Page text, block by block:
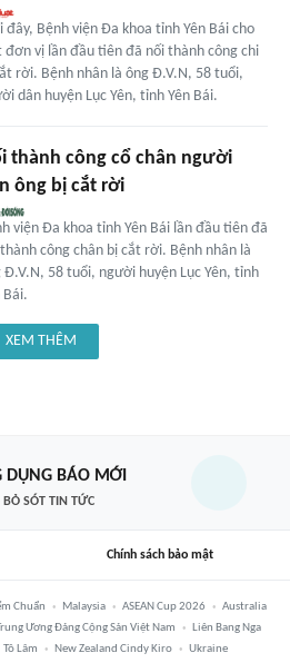
đây, Bệnh viện Đa khoa tỉnh Yên Bái cho
đơn vị lần đầu tiên đã nối thành công chi
rời. Bệnh nhân là ông Đ.V.N, 58 tuổi,
dân huyện Lục Yên, tỉnh Yên Bái.
thành công cổ chân người
ông bị cắt rời
viện Đa khoa tỉnh Yên Bái lần đầu tiên đã
công chân bị cắt rời. Bệnh nhân là
Đ.V.N, 58 tuổi, người huyện Lục Yên, tỉnh
Bái.
XEM THÊM
DỤNG BÁO MỚI
SÓT TIN TỨC
Chính sách bảo mật
Chuẩn Malaysia ASEAN Cup 2026
Australia
Ương Đảng Cộng Sản Việt Nam
Liên Bang Nga
Tô Lâm New Zealand Cindy Kiro Ukraine